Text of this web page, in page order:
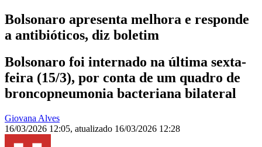
Bolsonaro apresenta melhora e responde
a antibióticos, diz boletim
Bolsonaro foi internado na última sexta-
feira (15/3), por conta de um quadro de
broncopneumonia bacteriana bilateral
Giovana Alves
16/03/2026 12:05, atualizado 16/03/2026 12:28